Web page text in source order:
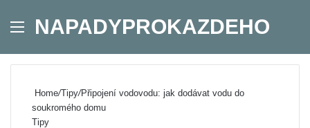
Menu
NAPADYPROKAZDEHO
Home/Tipy/Připojení vodovodu: jak dodávat vodu do
soukromého domu
Tipy